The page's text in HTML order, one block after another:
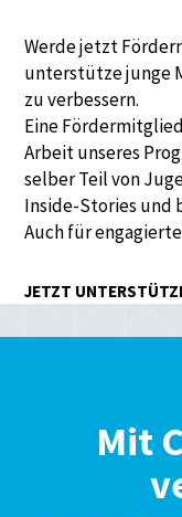
Werde jetzt
unterstütze junge
zu verbessern.
Eine
Arbeit unseres
selber Teil von
Inside-Stories und
Auch für
JETZT
Mit